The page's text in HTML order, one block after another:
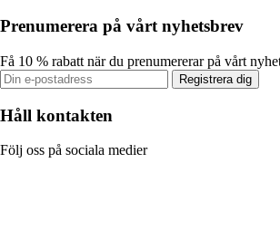
Prenumerera på vårt nyhetsbrev
Få 10 % rabatt när du prenumererar på vårt
Registrera dig
Håll kontakten
Följ oss på sociala medier